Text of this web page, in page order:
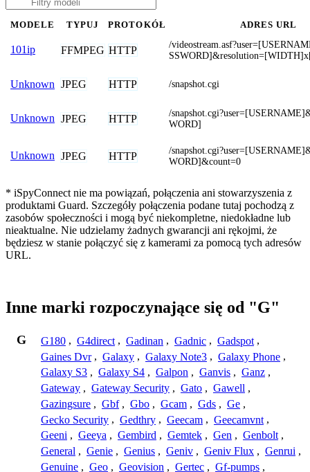
MODELE TYPUJ PROTOKÓŁ ADRES URL
101ip FFMPEG HTTP
/
Unknown JPEG HTTP /snapshot.cgi
Unknown JPEG HTTP
/
WORD]
Unknown JPEG HTTP
/
WORD]&count=0
* iSpyConnect nie ma powiązań, połączenia ani stowarzyszenia z
produktami Guard. Szczegóły połączenia podane tutaj pochodzą z
zasobów społeczności i mogą być niekompletne, niedokładne lub
nieaktualne. Nie udzielamy żadnych gwarancji ani rękojmi, że
będziesz w stanie połączyć się z kamerami za pomocą tych adresów
URL.
Inne marki rozpoczynające się od "G"
G G180 , G4direct , Gadinan , Gadnic , Gadspot ,
Gaines Dvr , Galaxy , Galaxy Note3 , Galaxy Phone ,
Galaxy S3 , Galaxy S4 , Galpon , Ganvis , Ganz ,
Gateway , Gateway Security , Gato , Gawell ,
Gazingsure , Gbf , Gbo , Gcam , Gds , Ge ,
Gecko Security , Gedthry , Geecam , Geecamvnt ,
Geeni , Geeya , Gembird , Gemtek , Gen , Genbolt ,
General , Genie , Genius , Geniv , Geniv Flux , Genrui ,
Genuine , Geo , Geovision , Gertec , Gf-pumps ,